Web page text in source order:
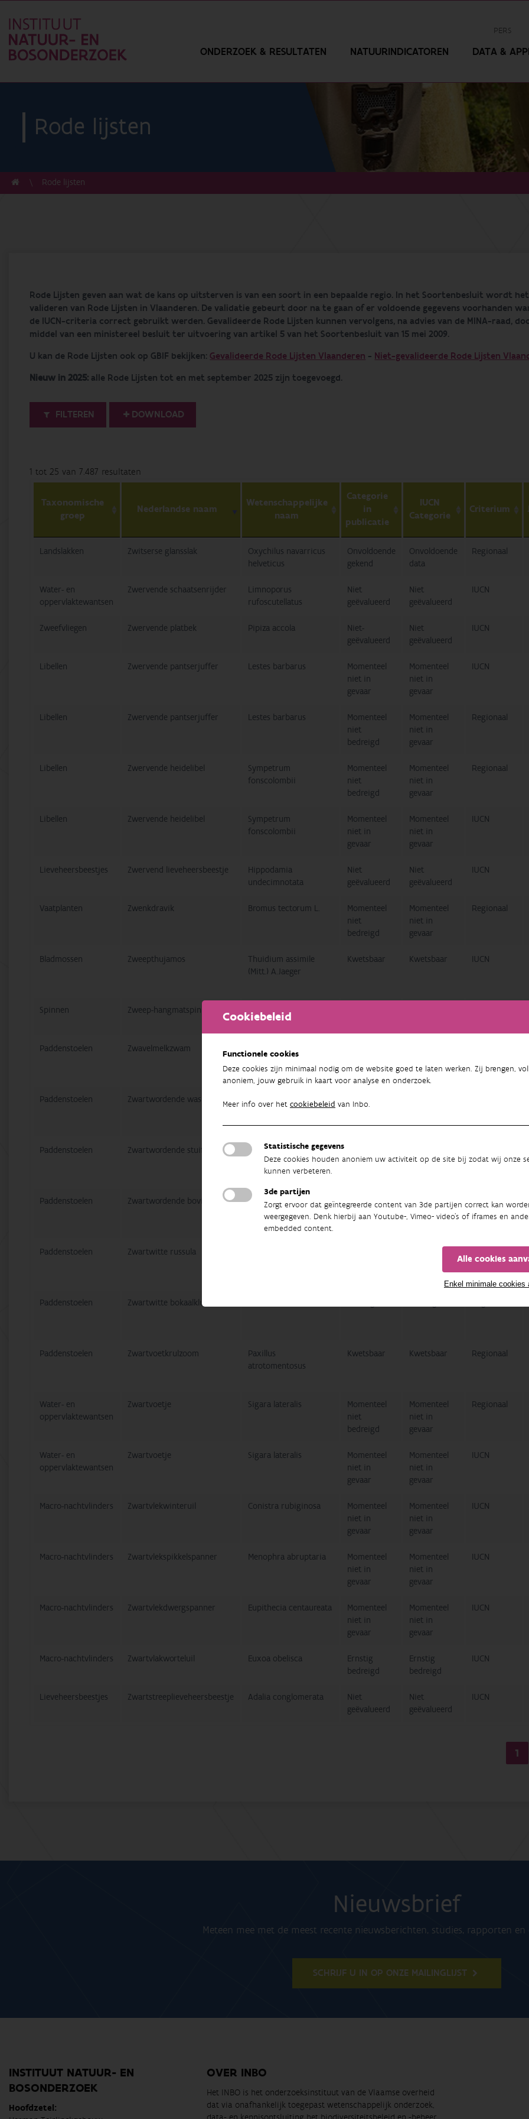
Cookiebeleid
Functionele cookies
Deze cookies zijn minimaal nodig om de website goed te laten werken. Zij brengen,
anoniem, jouw gebruik in kaart voor analyse en onderzoek.
Meer info over het cookiebeleid van Inbo.
Statistische gegevens
Deze cookies houden anoniem uw activiteit op de site bij zodat wij onze
kunnen verbeteren.
3de partijen
Zorgt ervoor dat geïntegreerde content van 3de partijen correct kan
weergegeven. Denk hierbij aan Youtube-, Vimeo- video's of iframes en
embedded content.
Alle cookies
Enkel minimale cookies
PERS
ONDERZOEK & RESULTATEN NATUURINDICATOREN DATA &
Rode lijsten
Rode lijsten
Rode Lijsten geven aan wat de kans op uitsterven is van een soort in een bepaalde regio. In het Soortenbesluit wordt
valideren van Rode Lijsten in Vlaanderen. De validatie gebeurt door na te gaan of er voldoende gegevens voorhanden
de IUCN-criteria correct gebruikt werden. Gevalideerde Rode Lijsten kunnen vervolgens, na advies van de MINA-raad,
middel van een ministereel besluit ter uitvoering van artikel 5 van het Soortenbesluit van 15 mei 2009.
U kan de Rode Lijsten ook op GBIF bekijken: Gevalideerde Rode Lijsten Vlaanderen - Niet-gevalideerde Rode Lijsten
Nieuw in 2025: alle Rode Lijsten tot en met september 2025 zijn toegevoegd.
FILTEREN DOWNLOAD
1 tot 25 van 7.487 resultaten
Taxonomische
groep
Nederlandse naam
Wetenschappelijke
naam
Categorie
in
publicatie
IUCN
Categorie
Criterium
Landslakken Zwitserse glansslak
Oxychilus navarricus
helveticus
Onvoldoende
gekend
Onvoldoende
data
Regionaal
Water- en
oppervlaktewantsen
Zwervende schaatsenrijder
Limnoporus
rufoscutellatus
Niet
geëvalueerd
Niet
geëvalueerd
IUCN
Zweefvliegen Zwervende platbek Pipiza accola
Niet-
geëvalueerd
Niet
geëvalueerd
IUCN
Libellen Zwervende pantserjuffer Lestes barbarus
Momenteel
niet in
gevaar
Momenteel
niet in
gevaar
IUCN
Libellen Zwervende pantserjuffer Lestes barbarus
Momenteel
niet
bedreigd
Momenteel
niet in
gevaar
Regionaal
Libellen Zwervende heidelibel
Sympetrum
fonscolombii
Momenteel
niet
bedreigd
Momenteel
niet in
gevaar
Regionaal
Libellen Zwervende heidelibel
Sympetrum
fonscolombii
Momenteel
niet in
gevaar
Momenteel
niet in
gevaar
IUCN
Lieveheersbeestjes Zwervend lieveheersbeestje
Hippodamia
undecimnotata
Niet
geëvalueerd
Niet
geëvalueerd
IUCN
Vaatplanten Zwenkdravik Bromus tectorum L.
Momenteel
niet
bedreigd
Momenteel
niet in
gevaar
Regionaal
Bladmossen Zweepthujamos
Thuidium assimile
(Mitt.) A.Jaeger
Kwetsbaar Kwetsbaar IUCN
Spinnen Zweep-hangmatspin Microlinyphia impigra
Paddenstoelen Zwavelmelkzwam Lactarius chrysorrheus
bedreigd
gevaar
Paddenstoelen Zwartwordende wasplaat Hygrocybe conica
Momenteel
bedreigd
gevaar
Paddenstoelen Zwartwordende stuifzwam Lycoperdon foetidum
niet
niet in
Paddenstoelen Zwartwordende bovist Bovista nigrescens
Momenteel
niet
Momenteel
niet in
Regionaal
Paddenstoelen Zwartwitte russula
Paddenstoelen Zwartwitte bokaalkluifzwam
Paddenstoelen Zwartvoetkrulzoom
Paxillus
atrotomentosus
Kwetsbaar Kwetsbaar Regionaal
Water- en
oppervlaktewantsen
Zwartvoetje Sigara lateralis
Momenteel
niet
bedreigd
Momenteel
niet in
gevaar
Regionaal
Water- en
oppervlaktewantsen
Zwartvoetje Sigara lateralis
Momenteel
niet in
gevaar
Momenteel
niet in
gevaar
IUCN
Macro-nachtvlinders Zwartvlekwinteruil Conistra rubiginosa
Momenteel
niet in
gevaar
Momenteel
niet in
gevaar
IUCN
Macro-nachtvlinders Zwartvlekspikkelspanner Menophra abruptaria
Momenteel
niet in
gevaar
Momenteel
niet in
gevaar
IUCN
Macro-nachtvlinders Zwartvlekdwergspanner Eupithecia centaureata
Momenteel
niet in
gevaar
Momenteel
niet in
gevaar
IUCN
Macro-nachtvlinders Zwartvlakworteluil Euxoa obelisca
Ernstig
bedreigd
Ernstig
bedreigd
IUCN
Lieveheersbeestjes Zwartstreeplieveheersbeestje Adalia conglomerata
Niet
geëvalueerd
Niet
geëvalueerd
IUCN
1
Nieuwsbrief
Meteen mee met de meest recente nieuwsberichten, studies, rapporten
SCHRIJF U IN OP ONZE MAILINGLIJST
INSTITUUT NATUUR- EN
BOSONDERZOEK
Hoofdzetel:
OVER INBO
Het INBO is het onderzoeksinstituut van de Vlaamse overheid
dat via onafhankelijk toegepast wetenschappelijk onderzoek,